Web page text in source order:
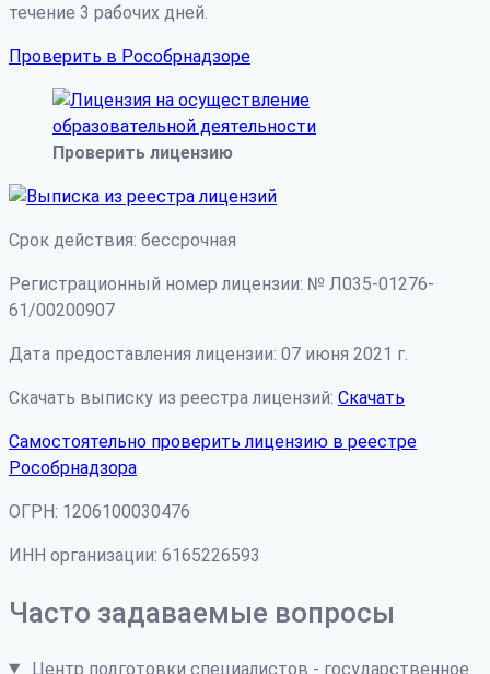
течение 3 рабочих дней.
Проверить в Рособрнадзоре
Проверить лицензию
Срок действия: бессрочная
Регистрационный номер лицензии: № Л035-01276-
61/00200907
Дата предоставления лицензии: 07 июня 2021 г.
Скачать выписку из реестра лицензий: Скачать
Самостоятельно проверить лицензию в реестре
Рособрнадзора
ОГРН: 1206100030476
ИНН организации: 6165226593
Часто задаваемые вопросы
Центр подготовки специалистов - государственное